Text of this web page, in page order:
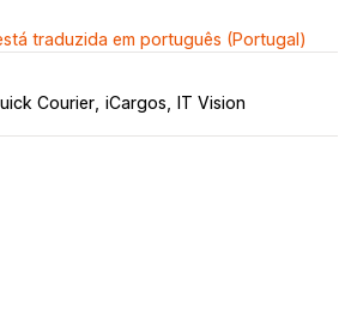
traduzida em português (Portugal)
Courier iCargos IT Vision